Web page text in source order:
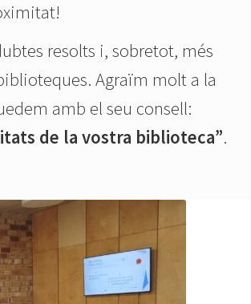
resolts i, sobretot, més
Agraïm molt a la
amb el seu consell:
de la vostra biblioteca”.